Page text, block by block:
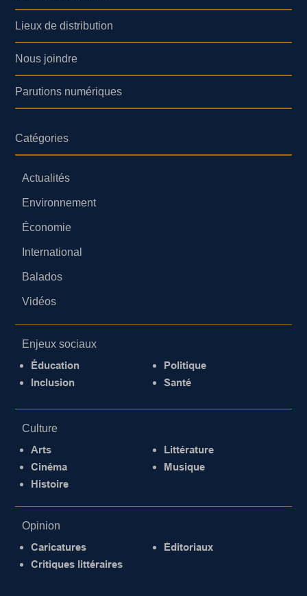
Lieux de distribution
Nous joindre
Parutions numériques
Catégories
Actualités
Environnement
Économie
International
Balados
Vidéos
Enjeux sociaux
Éducation
Inclusion
Politique
Santé
Culture
Arts
Cinéma
Histoire
Littérature
Musique
Opinion
Caricatures
Critiques littéraires
Éditoriaux